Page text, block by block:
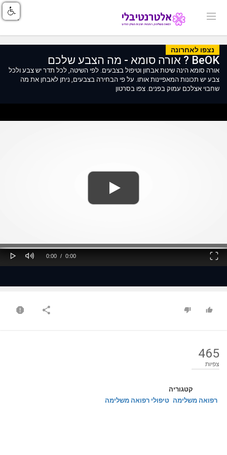
נצפו לאחרונה
BeOK ? אורה סומא - מה הצבע שלכם
אורה סומא הינה שיטת אבחון וטיפול בצבעים. לפי השיטה, לכל תדר יש צבע ולכל
צבע יש תכונות המאפיינות אותו. על פי הבחירה בצבעים, ניתן לאבחן את מה
שחבוי אצלכם עמוק בפנים. צפו בסרטון
Play Mute
Current
0:00 /
Duration
0:00
Fullscreen
465
צפיות
קטגוריה
רפואה משלימה טיפולי רפואה משלימה